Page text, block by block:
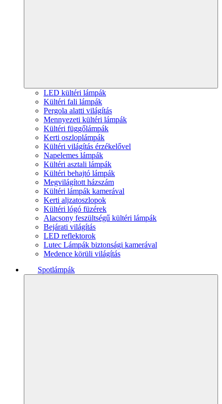
LED kültéri lámpák
Kültéri fali lámpák
Pergola alatti világítás
Mennyezeti kültéri lámpák
Kültéri függőlámpák
Kerti oszloplámpák
Kültéri világítás érzékelővel
Napelemes lámpák
Kültéri asztali lámpák
Kültéri behajtó lámpák
Megvilágított házszám
Kültéri lámpák kamerával
Kerti aljzatoszlopok
Kültéri lógó füzérek
Alacsony feszültségű kültéri lámpák
Bejárati világítás
LED reflektorok
Lutec Lámpák biztonsági kamerával
Medence körüli világítás
Spotlámpák